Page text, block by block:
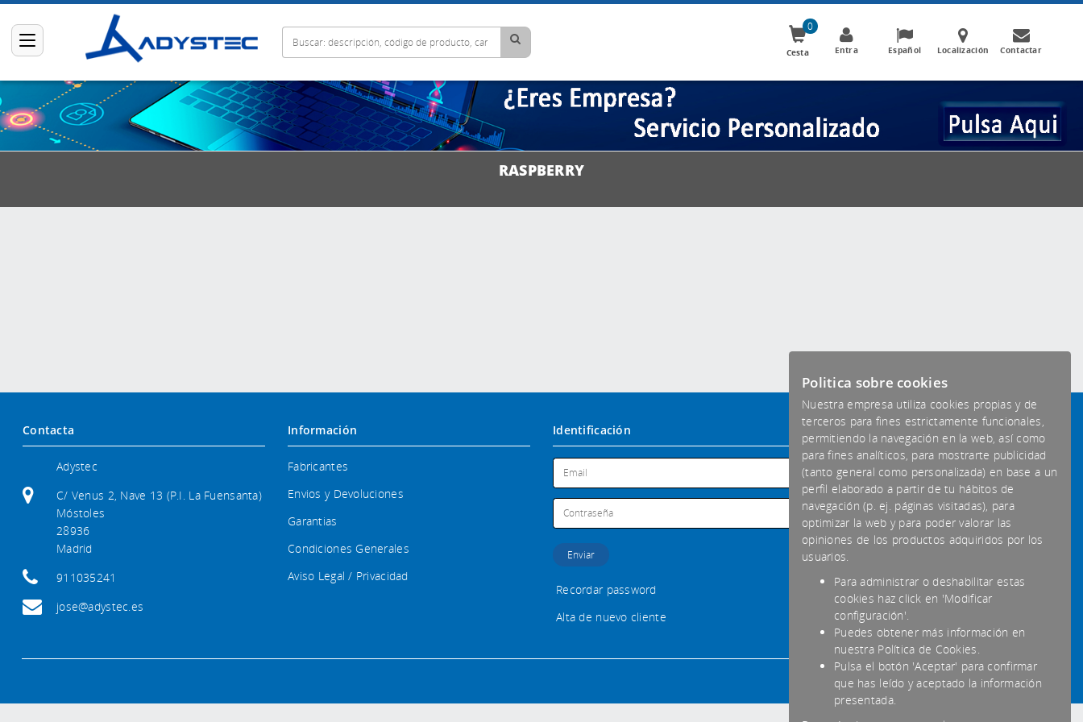
Cesta
0
Entra Español Localización Contactar
RASPBERRY
Contacta
Adystec
C/ Venus 2, Nave 13 (P.I. La Fuensanta)
Móstoles
28936
Madrid
911035241
jose@adystec.es
Información
Fabricantes
Envios y Devoluciones
Garantias
Condiciones Generales
Aviso Legal / Privacidad
Identificación
Recordar password
Alta de nuevo cliente
Formas de pago aceptadas
Habitual
Transferencia
Efectivo
Politica sobre cookies
Nuestra empresa utiliza cookies propias y de
terceros para fines estrictamente funcionales,
permitiendo la navegación en la web, así como
para fines analíticos, para mostrarte publicidad
(tanto general como personalizada) en base a un
perfil elaborado a partir de tu hábitos de
navegación (p. ej. páginas visitadas), para
optimizar la web y para poder valorar las
opiniones de los productos adquiridos por los
usuarios.
Para administrar o deshabilitar estas
cookies haz click en 'Modificar
configuración'.
Puedes obtener más información en
nuestra Política de Cookies.
Pulsa el botón 'Aceptar' para confirmar
que has leído y aceptado la información
presentada.